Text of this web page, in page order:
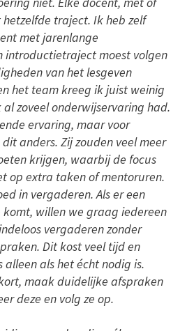
traject. Ik heb zelf
met jarenlange
introductietraject moest volgen
van het lesgeven
het team kreeg ik juist weinig
zoveel onderwijservaring had.
ervaring, maar voor
anders. Zij zouden veel meer
krijgen, waarbij de focus
op extra taken of mentoruren.
in vergaderen. Als er een
willen we graag iedereen
vergaderen zonder
Dit kost veel tijd en
als het écht nodig is.
maak duidelijke afspraken
deze en volg ze op.